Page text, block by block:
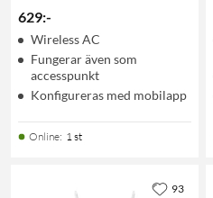
629:-
Wireless AC
Fungerar även som
accesspunkt
Konfigureras med mobilapp
Online: 1 st
93